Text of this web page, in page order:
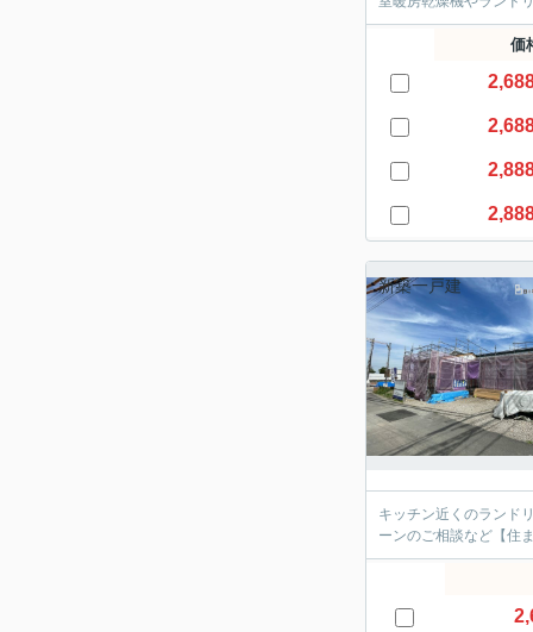
価
新築一戸建
キッチン近くのランド
ーンのご相談など【住